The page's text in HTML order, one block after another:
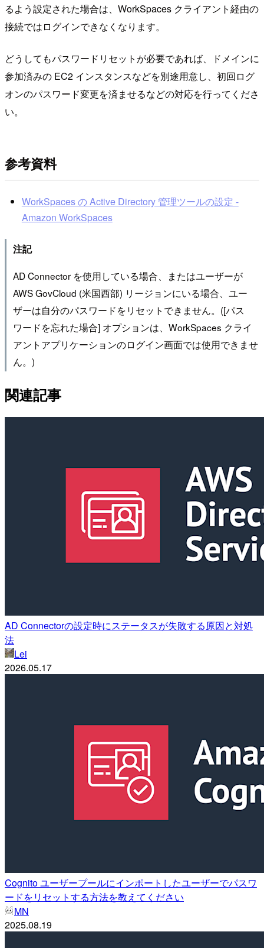
るよう設定された場合は、WorkSpaces クライアント経由の
接続ではログインできなくなります。
どうしてもパスワードリセットが必要であれば、ドメインに
参加済みの EC2 インスタンスなどを別途用意し、初回ログ
オンのパスワード変更を済ませるなどの対応を行ってくださ
い。
参考資料
WorkSpaces の Active Directory 管理ツールの設定 -
Amazon WorkSpaces
注記
AD Connector を使用している場合、またはユーザーが
AWS GovCloud (米国西部) リージョンにいる場合、ユー
ザーは自分のパスワードをリセットできません。([パス
ワードを忘れた場合] オプションは、WorkSpaces クライ
アントアプリケーションのログイン画面では使用できませ
ん。)
関連記事
AD Connectorの設定時にステータスが失敗する原因と対処
法
Lei
2026.05.17
Cognito ユーザープールにインポートしたユーザーでパスワ
ードをリセットする方法を教えてください
MN
2025.08.19